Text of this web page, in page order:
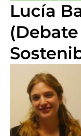
Lucía